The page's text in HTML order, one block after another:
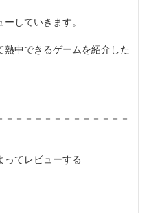
していきます。
中できるゲームを紹介した
－－－－－－－－－－－－
てレビューする